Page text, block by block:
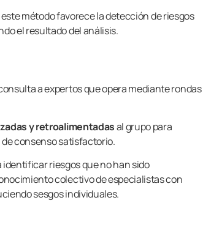
método favorece la detección de riesgos
el resultado del análisis.
a expertos que opera mediante rondas
y retroalimentadasal grupo para
consenso satisfactorio.
riesgos que no han sido
colectivo de especialistas con
sesgos individuales.